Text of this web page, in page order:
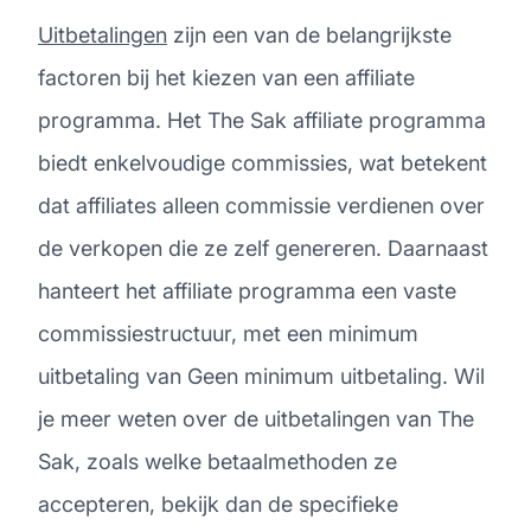
Uitbetalingen zijn een van de belangrijkste
factoren bij het kiezen van een affiliate
programma. Het The Sak affiliate programma
biedt enkelvoudige commissies, wat betekent
dat affiliates alleen commissie verdienen over
de verkopen die ze zelf genereren. Daarnaast
hanteert het affiliate programma een vaste
commissiestructuur, met een minimum
uitbetaling van Geen minimum uitbetaling. Wil
je meer weten over de uitbetalingen van The
Sak, zoals welke betaalmethoden ze
accepteren, bekijk dan de specifieke